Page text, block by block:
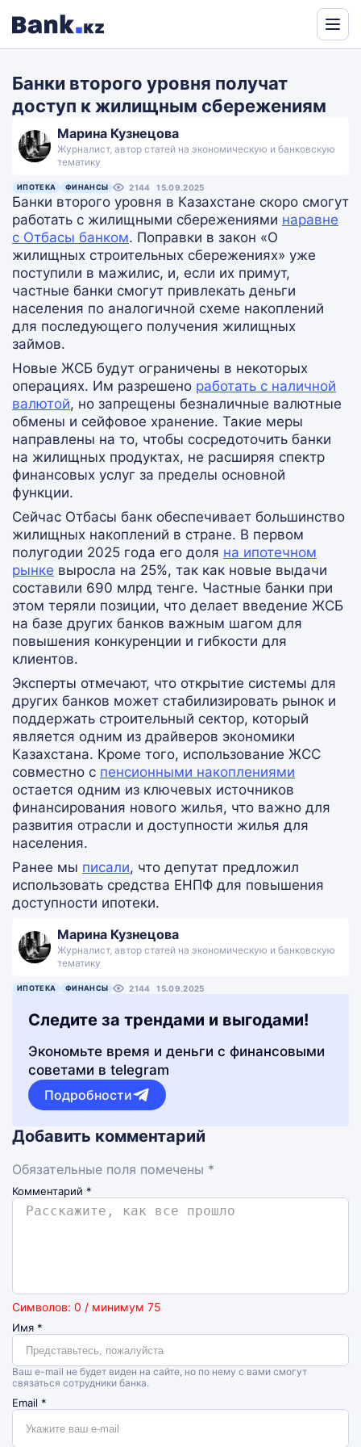
Translate
Банки второго уровня получат
доступ к жилищным сбережениям
Марина Кузнецова
Журналист, автор статей на экономическую и банковскую
тематику
ИПОТЕКА ФИНАНСЫ 2144 15.09.2025
Банки второго уровня в Казахстане скоро смогут
работать с жилищными сбережениями наравне
с Отбасы банком. Поправки в закон «О
жилищных строительных сбережениях» уже
поступили в мажилис, и, если их примут,
частные банки смогут привлекать деньги
населения по аналогичной схеме накоплений
для последующего получения жилищных
займов.
Новые ЖСБ будут ограничены в некоторых
операциях. Им разрешено работать с наличной
валютой, но запрещены безналичные валютные
обмены и сейфовое хранение. Такие меры
направлены на то, чтобы сосредоточить банки
на жилищных продуктах, не расширяя спектр
финансовых услуг за пределы основной
функции.
Сейчас Отбасы банк обеспечивает большинство
жилищных накоплений в стране. В первом
полугодии 2025 года его доля на ипотечном
рынке выросла на 25%, так как новые выдачи
составили 690 млрд тенге. Частные банки при
этом теряли позиции, что делает введение ЖСБ
на базе других банков важным шагом для
повышения конкуренции и гибкости для
клиентов.
Эксперты отмечают, что открытие системы для
других банков может стабилизировать рынок и
поддержать строительный сектор, который
является одним из драйверов экономики
Казахстана. Кроме того, использование ЖСС
совместно с пенсионными накоплениями
остается одним из ключевых источников
финансирования нового жилья, что важно для
развития отрасли и доступности жилья для
населения.
Ранее мы писали, что депутат предложил
использовать средства ЕНПФ для повышения
доступности ипотеки.
Марина Кузнецова
Журналист, автор статей на экономическую и банковскую
тематику
ИПОТЕКА ФИНАНСЫ 2144 15.09.2025
Следите за трендами и выгодами!
Экономьте время и деньги с финансовыми
советами в telegram
Подробности
Добавить комментарий
Обязательные поля помечены *
Комментарий *
Символов: 0 / минимум 75
Имя *
Ваш e-mail не будет виден на сайте, но по нему с вами смогут
связаться сотрудники банка.
Email *